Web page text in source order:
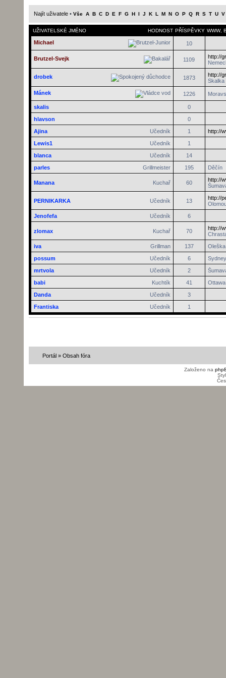
Najít uživatele• Vše A B C D E F G H I J K L M N O P Q R S T U V
HODNOST
UŽIVATELSKÉ JMÉNO PŘÍSPĚVKY WWW,
Michael 10
Brutzel-Svejk 1109
http://
drobek 1873
http://
Skalka
Mánek
1226
skalis
0
hlavson
0
Učedník
Ajina 1
http://
Učedník
Lewis1
1
Učedník
blanca
14
Grillmeister
parles 195 Děčín
Kuchař
Manana 60
http://
Učedník
PERNIKARKA 13
http://
Učedník
Jenofefa 6
Kuchař
zlomax 70
http://
Grillman
iva 137
Učedník
possum 6
Sydney
Učedník
mrtvola 2
Kuchtík
babi 41
Ottawa
Učedník
Danda
3
Učedník
Frantiska 1
Portál» Obsah fóra
Založeno na